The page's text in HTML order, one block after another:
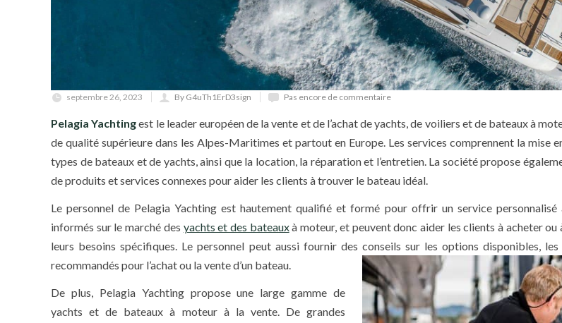
septembre 26, 2023 By G4uTh1ErD3sign Pas encore de commentaire
Pelagia Yachtingest le leader européen de la vente et de l’achat de yachts, de voiliers et de bateaux à
de qualité supérieure dans les Alpes-Maritimes et partout en Europe. Les services comprennent la mise
types de bateaux et de yachts, ainsi que la location, la réparation et l’entretien. La société propose
de produits et services connexes pour aider les clients à trouver le bateau idéal.
Le personnel de Pelagia Yachting est hautement qualifié et formé pour offrir un service
informés sur le marché des yachts et des bateauxà moteur, et peuvent donc aider les clients à acheter ou
leurs besoins spécifiques. Le personnel peut aussi fournir des conseils sur les options disponibles,
recommandés pour l’achat ou la vente d’un bateau.
De plus, Pelagia Yachting propose une large gamme de
yachts et de bateaux à moteur à la vente. De grandes